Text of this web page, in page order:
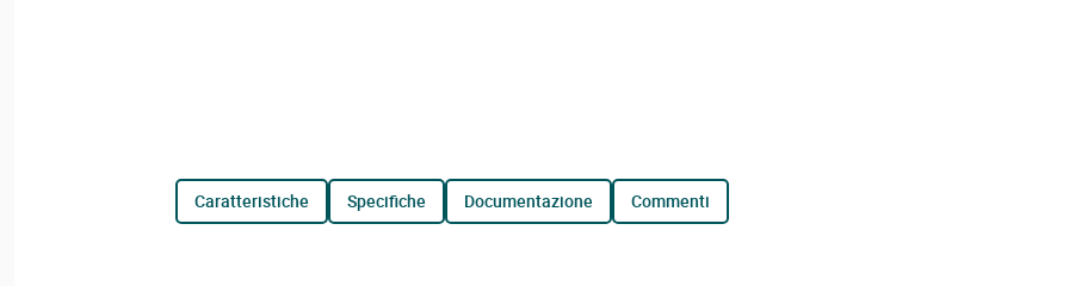
caratteristiche specifiche documentazione commenti